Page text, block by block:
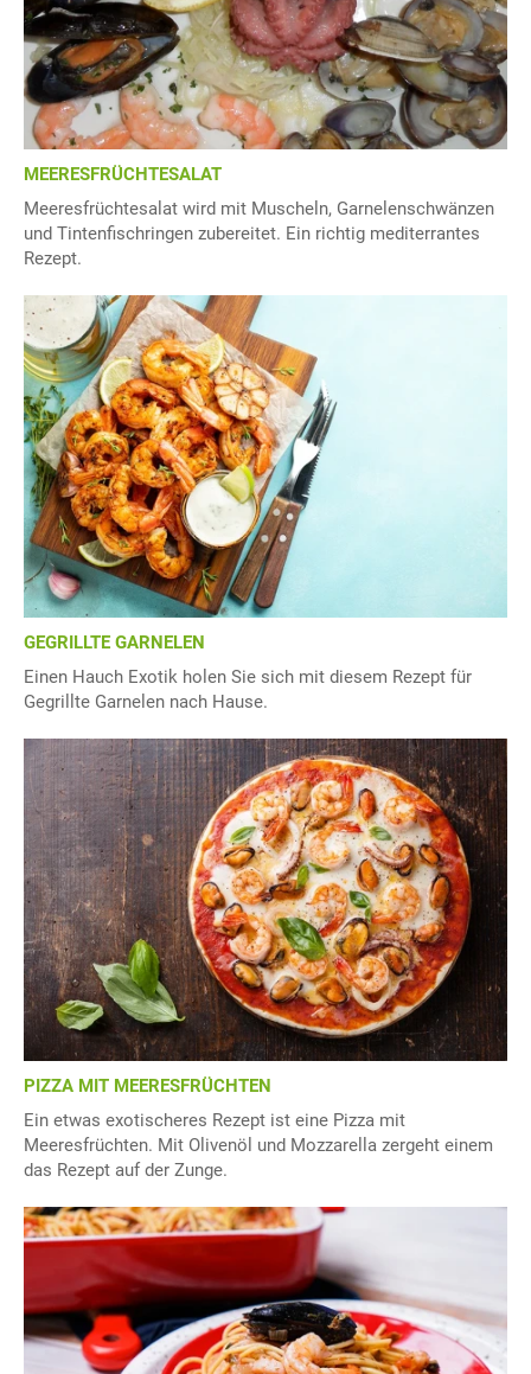
MEERESFRÜCHTESALAT
Meeresfrüchtesalat wird mit Muscheln, Garnelenschwänzen
und Tintenfischringen zubereitet. Ein richtig mediterrantes
Rezept.
GEGRILLTE GARNELEN
Einen Hauch Exotik holen Sie sich mit diesem Rezept für
Gegrillte Garnelen nach Hause.
PIZZA MIT MEERESFRÜCHTEN
Ein etwas exotischeres Rezept ist eine Pizza mit
Meeresfrüchten. Mit Olivenöl und Mozzarella zergeht einem
das Rezept auf der Zunge.